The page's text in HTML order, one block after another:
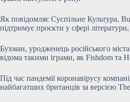
Як повідомляє Суспільне Культура,
підтримує проєкти у сфері
Бухман, уродженець російського
відома такими іграми, як Fishdom та
Під час пандемії коронавірусу
найбагатших британців за версією